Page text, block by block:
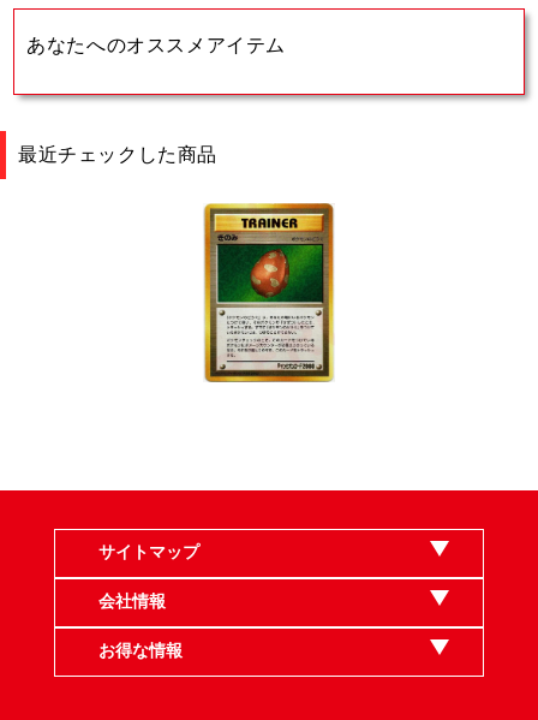
あなたへのオススメアイテム
最近チェックした商品
サイトマップ
会社情報
お得な情報